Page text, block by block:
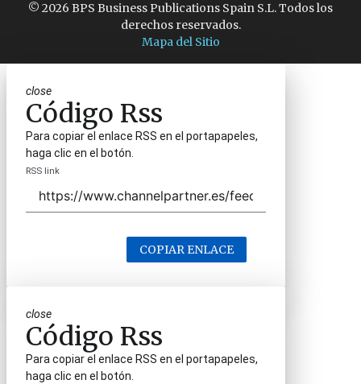
© 2026 BPS Business Publications Spain S.L. Todos los
derechos reservados.
Mapa del Sitio
close
Código Rss
Para copiar el enlace RSS en el portapapeles,
haga clic en el botón.
RSS link
COPIAR ENLACE
close
Código Rss
Para copiar el enlace RSS en el portapapeles,
haga clic en el botón.